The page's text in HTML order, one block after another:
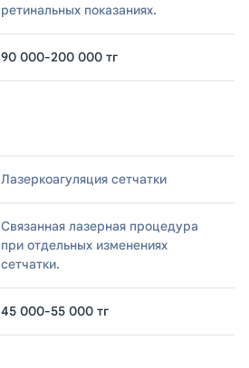
ретинальных показаниях.
90 000-200 000 тг
Лазеркоагуляция сетчатки
Связанная лазерная процедура
при отдельных изменениях
сетчатки.
45 000-55 000 тг